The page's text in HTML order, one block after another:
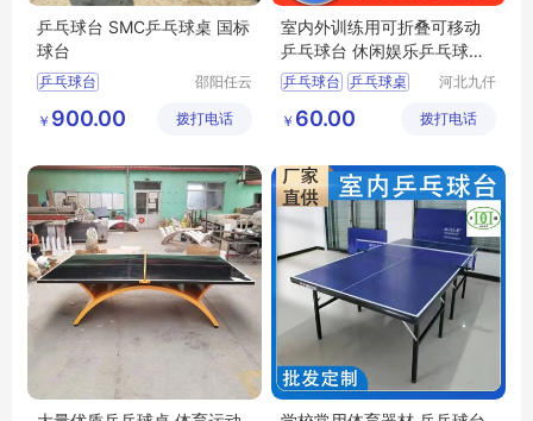
乒乓球台 SMC乒乓球桌 国标
球台
乒乓球台
娄底乒乓球桌
衡阳乒乓球桌
邵阳任云
品有限公
￥ 900.00 拨打电话
室内外训练用可折叠可移动
乒乓球台 休闲娱乐乒乓球桌
子 厂家定制
乒乓球台 乒乓球桌
球桌
河北九仟
制造有限
￥ 60.00 拨打电话